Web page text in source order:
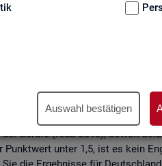
Auswahl bestätigen
am Ar­beits­markt. An­hand
Be­ru­fe (KldB 2010), so­weit
unter 1,5, ist es kein